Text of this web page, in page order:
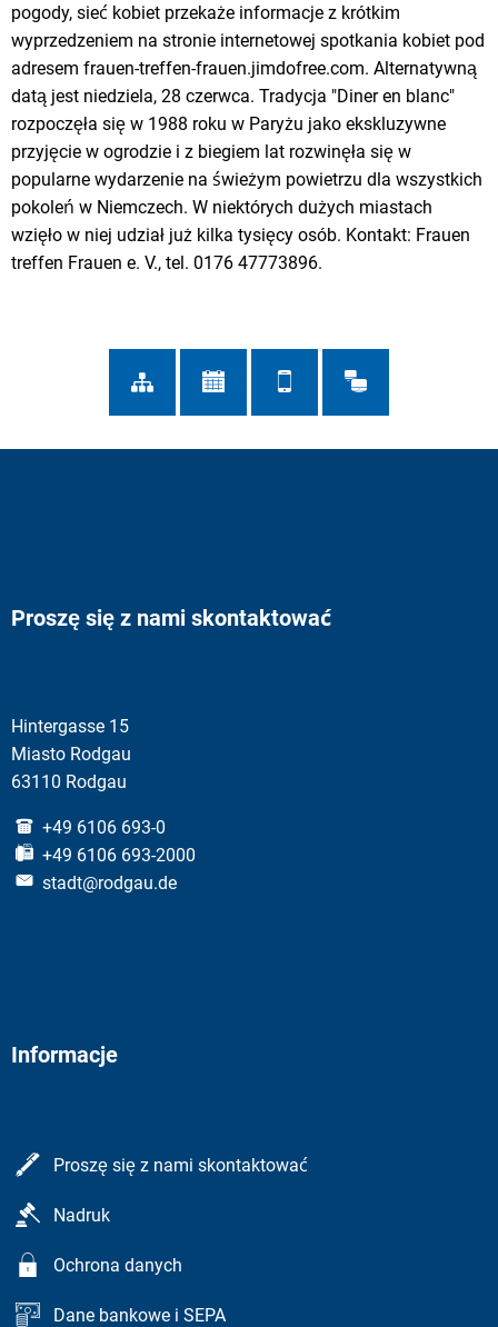
pogody, sieć kobiet przekaże informacje z krótkim
wyprzedzeniem na stronie internetowej spotkania kobiet pod
adresem frauen-treffen-frauen.jimdofree.com. Alternatywną
datą jest niedziela, 28 czerwca. Tradycja "Diner en blanc"
rozpoczęła się w 1988 roku w Paryżu jako ekskluzywne
przyjęcie w ogrodzie i z biegiem lat rozwinęła się w
popularne wydarzenie na świeżym powietrzu dla wszystkich
pokoleń w Niemczech. W niektórych dużych miastach
wzięło w niej udział już kilka tysięcy osób. Kontakt: Frauen
treffen Frauen e. V., tel. 0176 47773896.
Proszę się z nami skontaktować
Hintergasse 15
Miasto Rodgau
63110 Rodgau
+49 6106 693-0
+49 6106 693-2000
stadt@rodgau.de
Informacje
Proszę się z nami skontaktować
Nadruk
Ochrona danych
Dane bankowe i SEPA